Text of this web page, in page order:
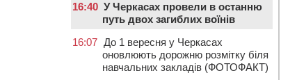
16:40 У Черкасах провели в останню
путь двох загиблих воїнів
16:07 До 1 вересня у Черкасах
оновлюють дорожню розмітку біля
навчальних закладів (ФОТОФАКТ)